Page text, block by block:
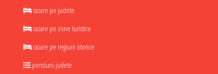
cazare pe judete
cazare pe zone turistice
cazare pe regiuni istorice
pensiuni judete